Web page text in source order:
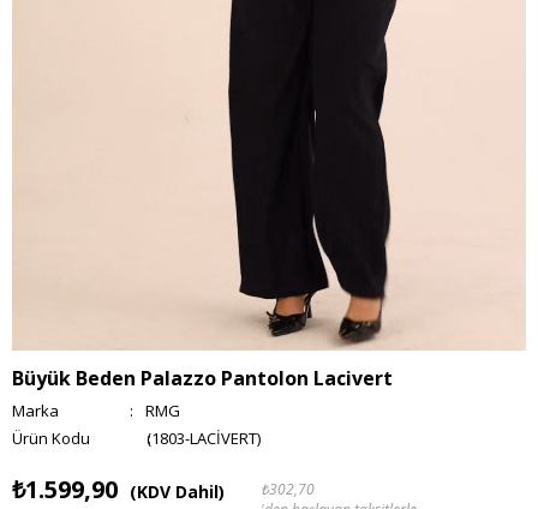
Büyük Beden Palazzo Pantolon Lacivert
Marka :
RMG
(1803-LACİVERT)
₺1.599,90 (KDV Dahil)
₺302,70